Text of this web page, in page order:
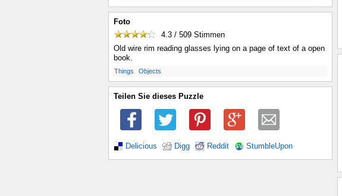
Foto
4.3 / 509 Stimmen
Old wire rim reading glasses lying on a page of text of a open
book.
Things Objects
Teilen Sie dieses Puzzle
Delicious Digg Reddit StumbleUpon